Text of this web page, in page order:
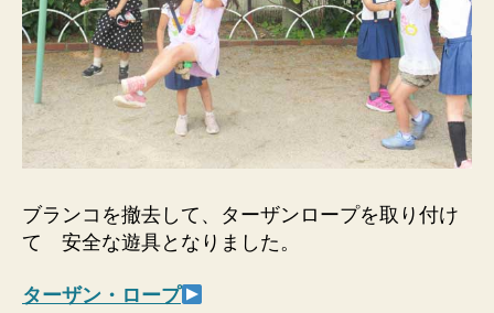
ブランコを撤去して、ターザンロープを取り付け
て 安全な遊具となりました。
ターザン・ロープ